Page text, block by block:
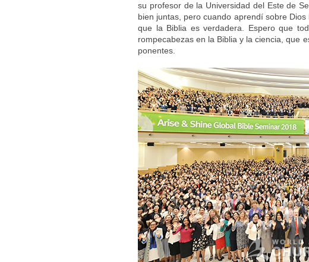
su profesor de la Universidad del Este de
bien juntas, pero cuando aprendí sobre
que la Biblia es verdadera. Espero que
rompecabezas en la Biblia y la ciencia, que
ponentes.